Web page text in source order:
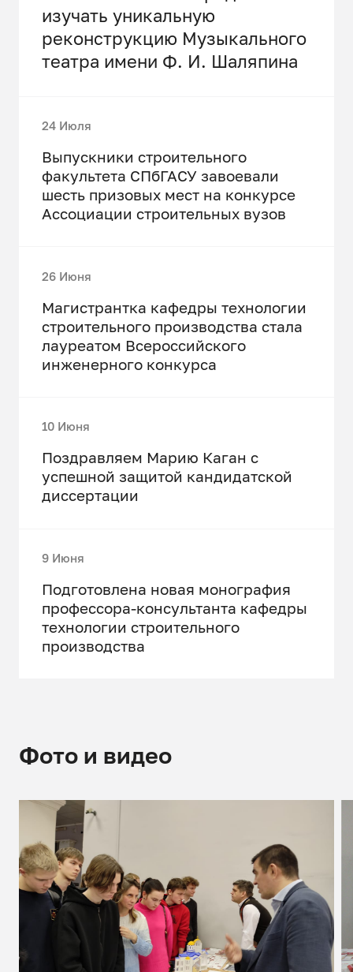
изучать уникальную
реконструкцию Музыкального
театра имени Ф. И. Шаляпина
24 Июля
Выпускники строительного
факультета СПбГАСУ завоевали
шесть призовых мест на конкурсе
Ассоциации строительных вузов
26 Июня
Магистрантка кафедры технологии
строительного производства стала
лауреатом Всероссийского
инженерного конкурса
10 Июня
Поздравляем Марию Каган с
успешной защитой кандидатской
диссертации
9 Июня
Подготовлена новая монография
профессора-консультанта кафедры
технологии строительного
производства
Фото и видео